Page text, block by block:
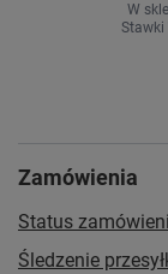
W
Zamówienia
Status
Śledzenie